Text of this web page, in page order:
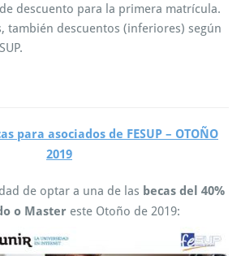
descuento para la primera matrícula.
también descuentos (inferiores) según
para asociados de FESUP – OTOÑO
2019
de optar a una de las becas del 40%
o Master este Otoño de 2019: